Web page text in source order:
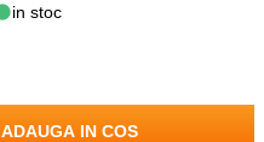
in stoc
ADAUGA IN COS